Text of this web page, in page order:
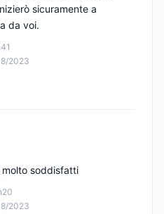
2023
sicuramente a
da voi.
2023
soddisfatti